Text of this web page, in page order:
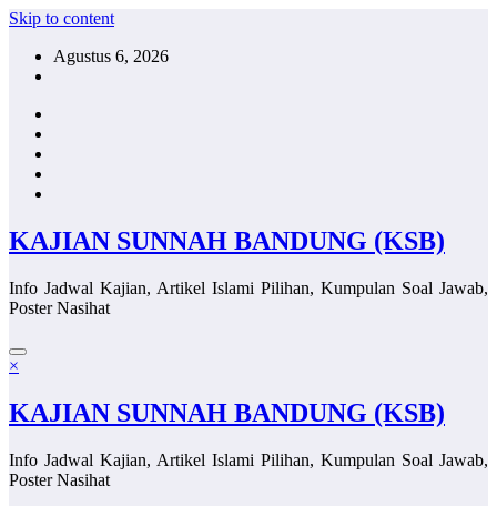
Skip to content
Agustus 6, 2026
KAJIAN SUNNAH BANDUNG (KSB)
Info Jadwal Kajian, Artikel Islami Pilihan, Kumpulan Soal Jawab,
Poster Nasihat
×
KAJIAN SUNNAH BANDUNG (KSB)
Info Jadwal Kajian, Artikel Islami Pilihan, Kumpulan Soal Jawab,
Poster Nasihat